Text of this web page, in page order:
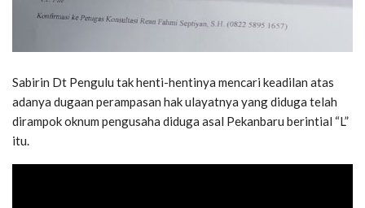
Sabirin Dt Pengulu tak henti-hentinya mencari keadilan atas
adanya dugaan perampasan hak ulayatnya yang diduga telah
dirampok oknum pengusaha diduga asal Pekanbaru berintial “L”
itu.